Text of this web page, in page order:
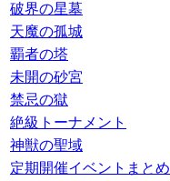
破界の星墓
天魔の孤城
覇者の塔
未開の砂宮
禁忌の獄
絶級トーナメント
神獣の聖域
定期開催イベントまとめ